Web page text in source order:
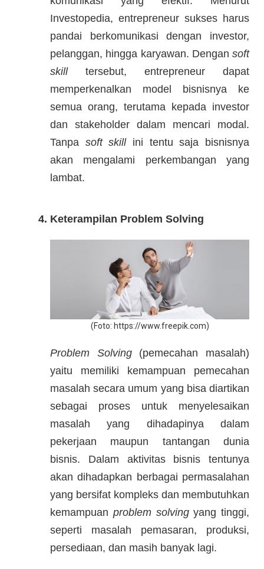
Investopedia, entrepreneur sukses harus
pandai berkomunikasi dengan investor,
pelanggan, hingga karyawan. Dengan soft
skilltersebut, entrepreneur dapat
memperkenalkan model bisnisnya ke
semua orang, terutama kepada investor
dan stakeholder dalam mencari modal.
Tanpa soft skillini tentu saja bisnisnya
akan mengalami perkembangan yang
lambat.
4. Keterampilan Problem Solving
​(Foto: ​https://www.freepik.com)
Problem Solving(pemecahan masalah)
yaitu memiliki kemampuan pemecahan
masalah secara umum yang bisa diartikan
sebagai proses untuk menyelesaikan
masalah yang dihadapinya dalam
pekerjaan maupun tantangan dunia
bisnis. Dalam aktivitas bisnis tentunya
akan dihadapkan berbagai permasalahan
yang bersifat kompleks dan membutuhkan
kemampuan problem solvingyang tinggi,
seperti masalah pemasaran, produksi,
persediaan, dan masih banyak lagi.